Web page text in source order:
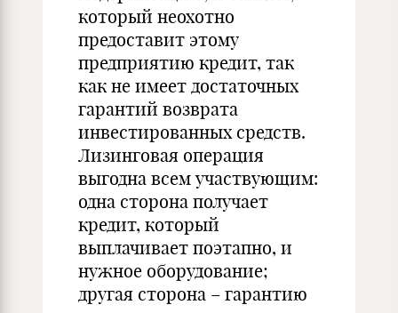
который неохотно
предоставит этому
предприятию кредит, так
как не имеет достаточных
гарантий возврата
инвестированных средств.
Лизинговая операция
выгодна всем участвующим:
одна сторона получает
кредит, который
выплачивает поэтапно, и
нужное оборудование;
другая сторона – гарантию